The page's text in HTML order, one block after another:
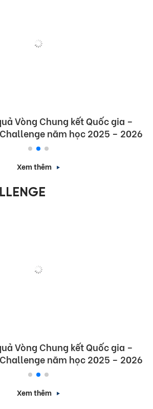
Vòng Chung kết Quốc gia –
năm học 2025 – 2026
Xem thêm
Vòng Chung kết Quốc gia –
năm học 2025 – 2026
Xem thêm